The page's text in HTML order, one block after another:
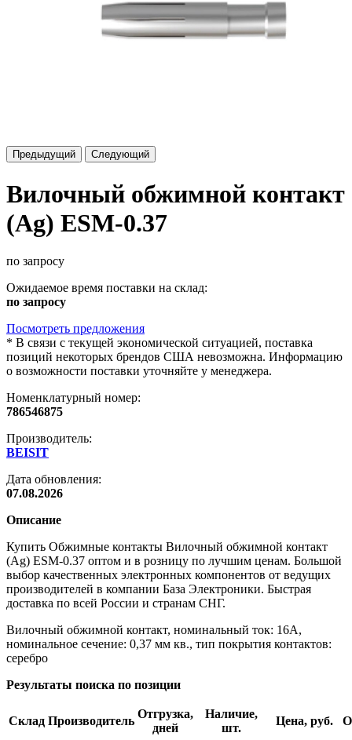
Предыдущий Следующий
Вилочный обжимной контакт
(Ag) ESM-0.37
по запросу
Ожидаемое время поставки на склад:
по запросу
Посмотреть предложения
* В связи с текущей экономической ситуацией, поставка
позиций некоторых брендов США невозможна. Информацию
о возможности поставки уточняйте у менеджера.
Номенклатурный номер:
786546875
Производитель:
BEISIT
Дата обновления:
07.08.2026
Описание
Купить Обжимные контакты Вилочный обжимной контакт
(Ag) ESM-0.37 оптом и в розницу по лучшим ценам. Большой
выбор качественных электронных компонентов от ведущих
производителей в компании База Электроники. Быстрая
доставка по всей России и странам СНГ.
Вилочный обжимной контакт, номинальный ток: 16A,
номинальное сечение: 0,37 мм кв., тип покрытия контактов:
серебро
Результаты поиска по позиции
Склад Производитель
Отгрузка,
дней
Наличие,
шт.
Цена, руб.